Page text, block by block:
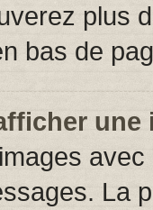
plus
bas de
une
La